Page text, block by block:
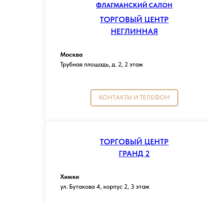
ФЛАГМАНСКИЙ САЛОН
ТОРГОВЫЙ ЦЕНТР
НЕГЛИННАЯ
Москва
Трубная площадь, д. 2, 2 этаж
КОНТАКТЫ И ТЕЛЕФОН
ТОРГОВЫЙ ЦЕНТР
ГРАНД 2
Химки
ул. Бутакова 4, корпус 2, 3 этаж